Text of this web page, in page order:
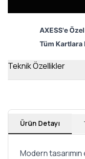
AXESS'e
Tüm Kartlara
Teknik Özellikler
Ürün Detayı
Modern